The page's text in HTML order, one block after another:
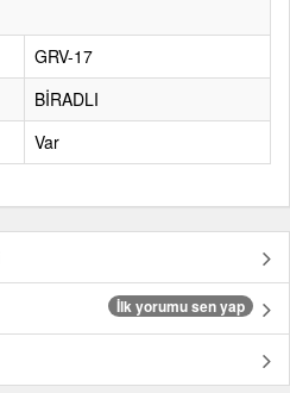
GRV-17
BİRADLI
Var
İlk yorumu sen yap